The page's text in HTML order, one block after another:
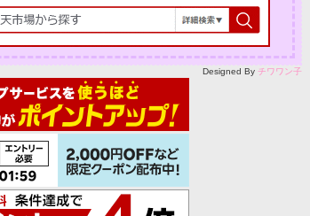
Designed By チワワン子